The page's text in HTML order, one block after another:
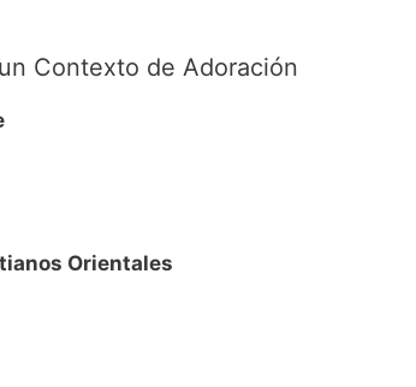
Contexto de Adoración
Orientales